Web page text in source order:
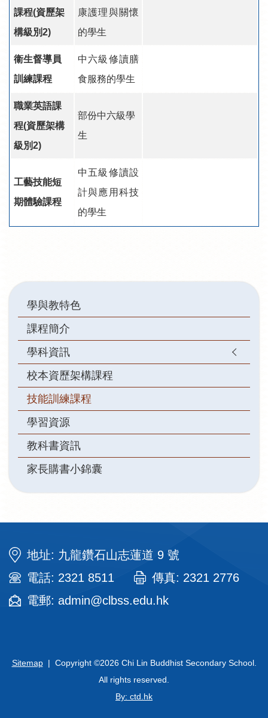
課程(資歷架
構級別2)
康護理與關懷
的學生
衞生督導員
訓練課程
中六級修讀膳
食服務的學生
職業英語課
程(資歷架構
級別2)
部份中六級學
生
工藝技能短
期體驗課程
中五級修讀設
計與應用科技
的學生
Main
navigation
學與教特色
課程簡介
學科資訊
校本資歷架構課程
技能訓練課程
學習資源
教科書資訊
家長購書小錦囊
地址: 九龍鑽石山志蓮道 9 號
電話: 2321 8511
傳真: 2321 2776
電郵: admin@clbss.edu.hk
Sitemap| Copyright ©2026 Chi Lin Buddhist Secondary School.
All rights reserved.
By: ctd.hk